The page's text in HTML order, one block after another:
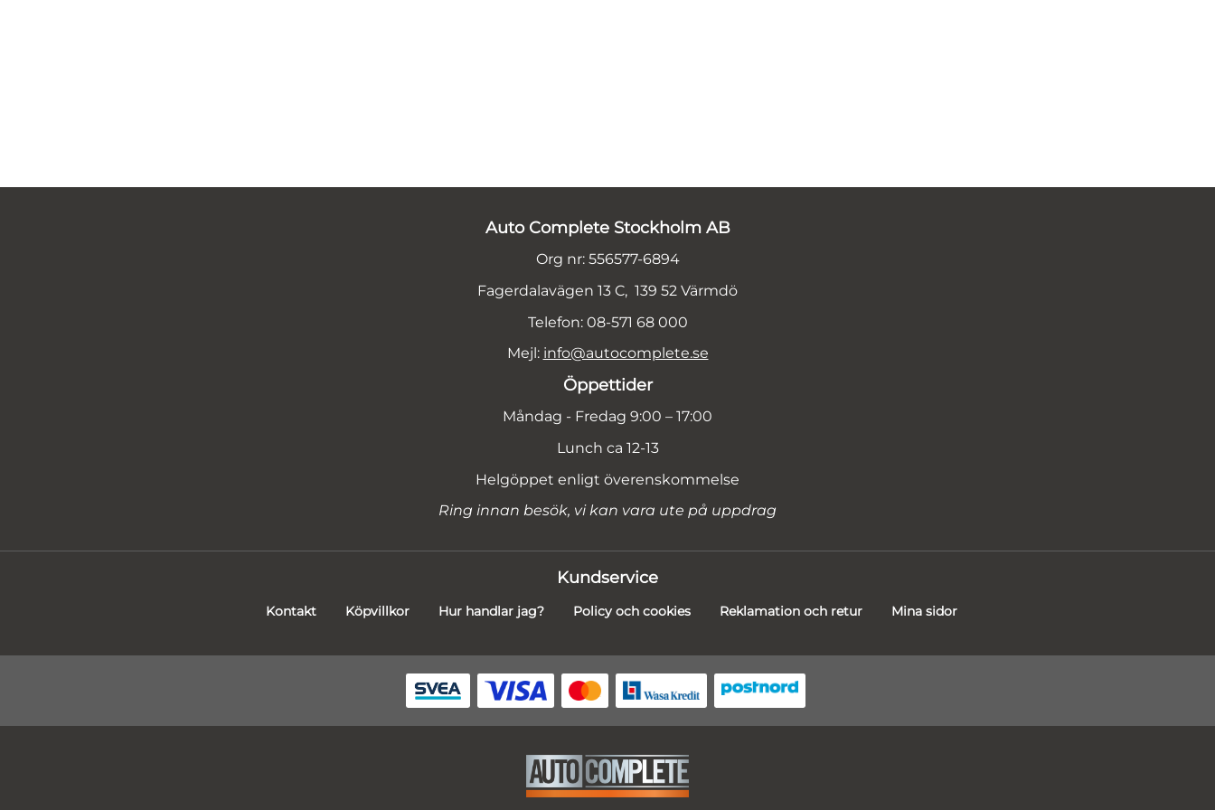
Auto Complete Stockholm AB
Org nr: 556577-6894
Fagerdalavägen 13 C, 139 52 Värmdö
Telefon: 08-571 68 000
Mejl: info@autocomplete.se
Öppettider
Måndag - Fredag 9:00 – 17:00
Lunch ca 12-13
Helgöppet enligt överenskommelse
Ring innan besök, vi kan vara ute på uppdrag
Kundservice
Kontakt Köpvillkor Hur handlar jag? Policy och cookies Reklamation och retur Mina sidor